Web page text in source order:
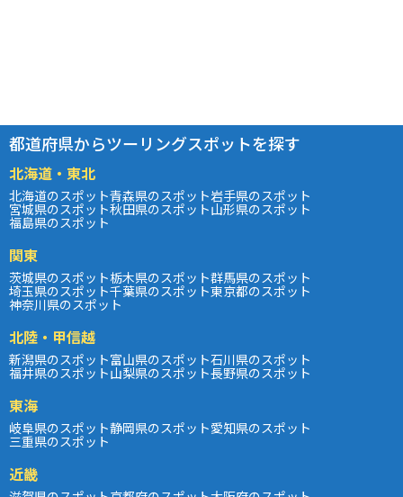
都道府県からツーリングスポットを探す
北海道・東北
北海道のスポット青森県のスポット岩手県のスポット
宮城県のスポット秋田県のスポット山形県のスポット
福島県のスポット
関東
茨城県のスポット栃木県のスポット群馬県のスポット
埼玉県のスポット千葉県のスポット東京都のスポット
神奈川県のスポット
北陸・甲信越
新潟県のスポット富山県のスポット石川県のスポット
福井県のスポット山梨県のスポット長野県のスポット
東海
岐阜県のスポット静岡県のスポット愛知県のスポット
三重県のスポット
近畿